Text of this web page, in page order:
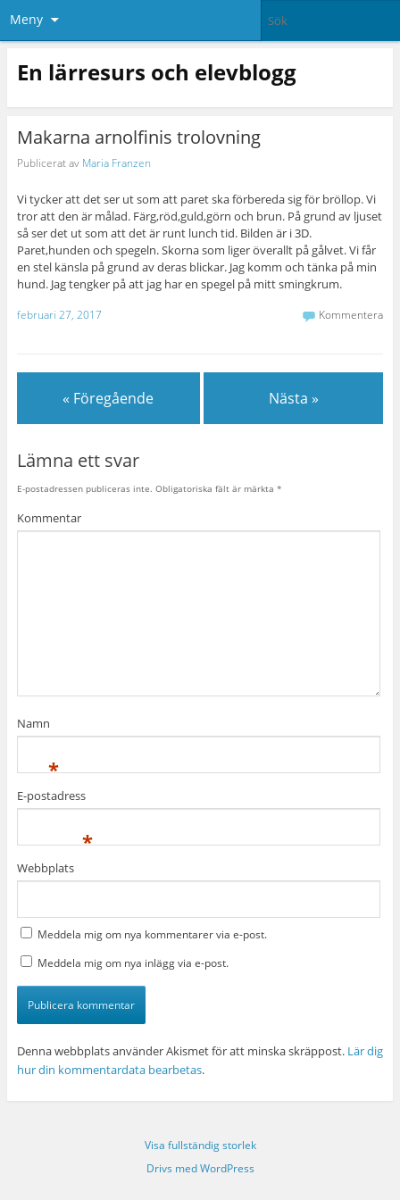
Meny
En lärresurs och elevblogg
Makarna arnolfinis trolovning
Publicerat av Maria Franzen
Vi tycker att det ser ut som att paret ska förbereda sig för bröllop. Vi
tror att den är målad. Färg,röd,guld,görn och brun. På grund av ljuset
så ser det ut som att det är runt lunch tid. Bilden är i 3D.
Paret,hunden och spegeln. Skorna som liger överallt på gålvet. Vi får
en stel känsla på grund av deras blickar. Jag komm och tänka på min
hund. Jag tengker på att jag har en spegel på mitt smingkrum.
februari 27, 2017 Kommentera
« Föregående Nästa »
Lämna ett svar
E-postadressen publiceras inte. Obligatoriska fält är märkta *
Kommentar
Namn
*
E-postadress
*
Webbplats
Meddela mig om nya kommentarer via e-post.
Meddela mig om nya inlägg via e-post.
Denna webbplats använder Akismet för att minska skräppost. Lär dig
hur din kommentardata bearbetas.
Visa fullständig storlek
Drivs med WordPress